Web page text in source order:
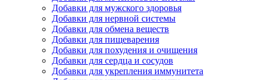
Добавки для мужского здоровья
Добавки для нервной системы
Добавки для обмена веществ
Добавки для пищеварения
Добавки для похудения и очищения
Добавки для сердца и сосудов
Добавки для укрепления иммунитета